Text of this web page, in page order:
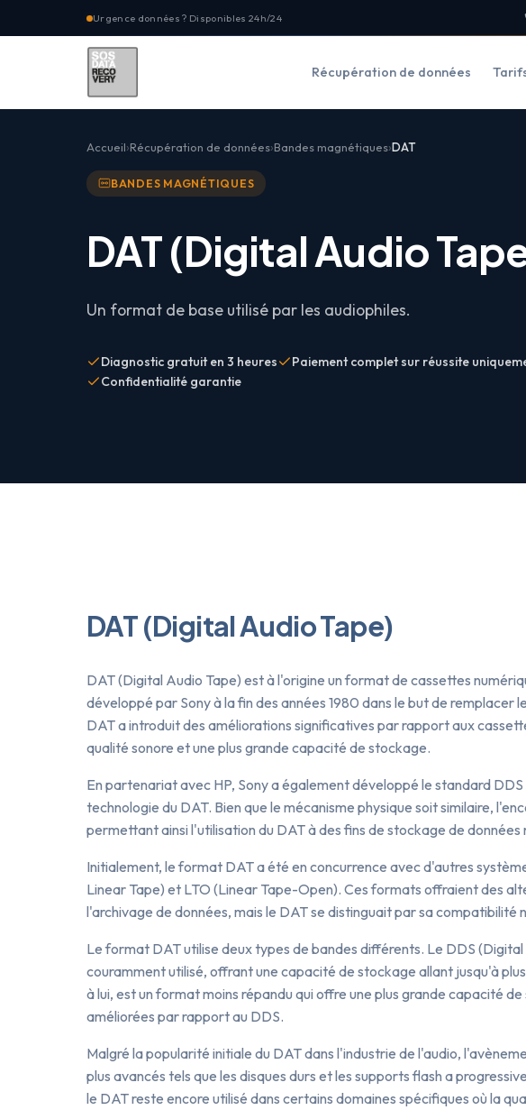
Urgence données ? Disponibles 24h/24
Récupération de données
Accueil Récupération de données Bandes magnétiques DAT
BANDES MAGNÉTIQUES
DAT (Digital Audio
Un format de base utilisé par les audiophiles.
Diagnostic gratuit en 3 heures Paiement complet sur réussite
Confidentialité garantie
DAT (Digital Audio Tape)
DAT (Digital Audio Tape) est à l'origine un format de cassettes
développé par Sony à la fin des années 1980 dans le but de remplacer
DAT a introduit des améliorations significatives par rapport aux
qualité sonore et une plus grande capacité de stockage.
En partenariat avec HP, Sony a également développé le standard
technologie du DAT. Bien que le mécanisme physique soit similaire,
permettant ainsi l'utilisation du DAT à des fins de stockage de données
Initialement, le format DAT a été en concurrence avec d'autres
Linear Tape) et LTO (Linear Tape-Open). Ces formats offraient des
l'archivage de données, mais le DAT se distinguait par sa compatibilité
Le format DAT utilise deux types de bandes différents. Le DDS
couramment utilisé, offrant une capacité de stockage allant jusqu'à
à lui, est un format moins répandu qui offre une plus grande capacité
améliorées par rapport au DDS.
Malgré la popularité initiale du DAT dans l'industrie de l'audio,
plus avancés tels que les disques durs et les supports flash a
le DAT reste encore utilisé dans certains domaines spécifiques où la